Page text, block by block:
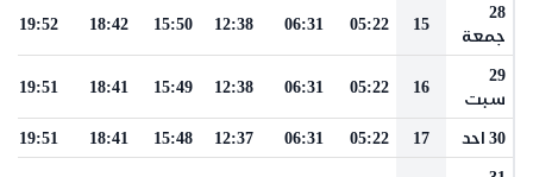
28
جمعة
15
05:22
06:31
12:38
15:50
18:42
19:52
29
سبت
16
05:22
06:31
12:38
15:49
18:41
19:51
30 احد 17
05:22
06:31
12:37
15:48
18:41
19:51